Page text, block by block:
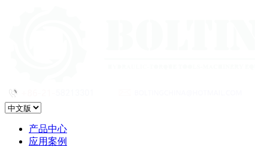
产品中心
应用案例